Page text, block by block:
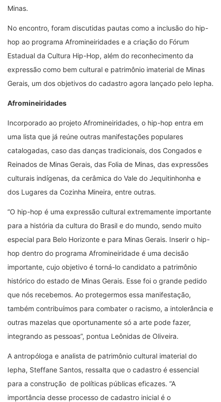
Minas.
No encontro, foram discutidas pautas como a inclusão do hip-
hop ao programa Afromineiridades e a criação do Fórum
Estadual da Cultura Hip-Hop, além do reconhecimento da
expressão como bem cultural e patrimônio imaterial de Minas
Gerais, um dos objetivos do cadastro agora lançado pelo Iepha.
Afromineiridades
Incorporado ao projeto Afromineiridades, o hip-hop entra em
uma lista que já reúne outras manifestações populares
catalogadas, caso das danças tradicionais, dos Congados e
Reinados de Minas Gerais, das Folia de Minas, das expressões
culturais indígenas, da cerâmica do Vale do Jequitinhonha e
dos Lugares da Cozinha Mineira, entre outras.
“O hip-hop é uma expressão cultural extremamente importante
para a história da cultura do Brasil e do mundo, sendo muito
especial para Belo Horizonte e para Minas Gerais. Inserir o hip-
hop dentro do programa Afromineiridade é uma decisão
importante, cujo objetivo é torná-lo candidato a patrimônio
histórico do estado de Minas Gerais. Esse foi o grande pedido
que nós recebemos. Ao protegermos essa manifestação,
também contribuímos para combater o racismo, a intolerância e
outras mazelas que oportunamente só a arte pode fazer,
integrando as pessoas”, pontua Leônidas de Oliveira.
A antropóloga e analista de patrimônio cultural imaterial do
Iepha, Steffane Santos, ressalta que o cadastro é essencial
para a construção de políticas públicas eficazes. “A
importância desse processo de cadastro inicial é o